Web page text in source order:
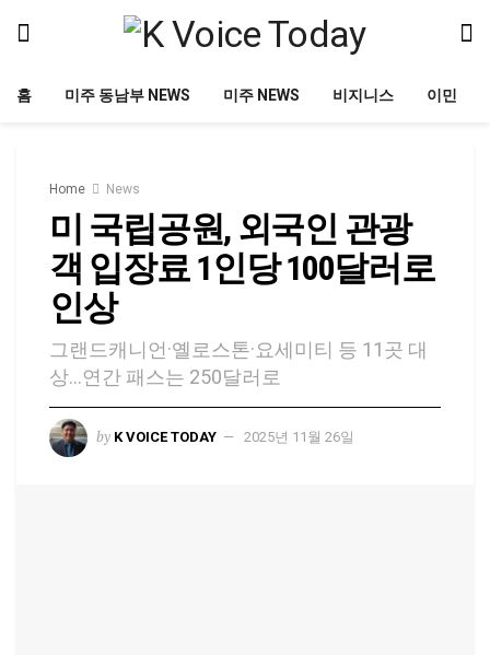
홈 미주 동남부 NEWS 미주 NEWS 비지니스 이민
Home News
미 국립공원, 외국인 관광
객 입장료 1인당 100달러로
인상
그랜드캐니언·옐로스톤·요세미티 등 11곳 대
상…연간 패스는 250달러로
by K VOICE TODAY 2025년 11월 26일